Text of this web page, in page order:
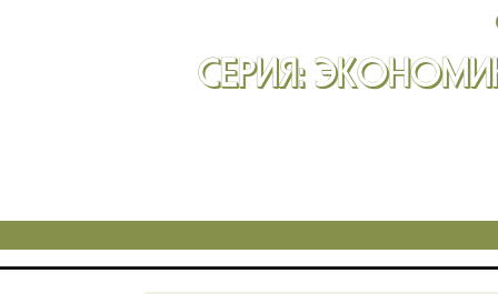
СЕРИЯ: